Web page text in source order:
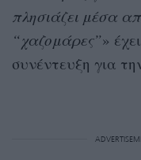
πλησιάζει μέσα
“χαζομάρες”»
συνέντευξη για